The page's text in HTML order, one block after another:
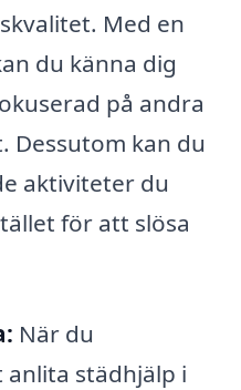
Med en
du känna dig
på andra
Dessutom kan du
aktiviteter du
för att slösa
När du
städhjälp i